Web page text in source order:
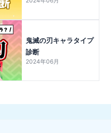
鬼滅の刃キャラタイプ
診断
2024年06月